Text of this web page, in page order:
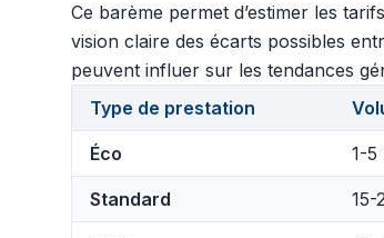
Ce barème permet d’estimer les
vision claire des écarts possibles
peuvent influer sur les tendances
Type de prestation
Éco 1-5
Standard 15-